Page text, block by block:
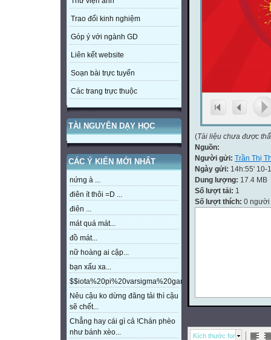
Trao đổi kinh nghiệm
Góp ý với ngành GD
Liên kết website
Soạn bài trực tuyến
Các trang trực thuộc
TÀI NGUYÊN DẠY HỌC
CÁC Ý KIẾN MỚI NHẤT
nứng à ...
điên ít thôi =D ...
điên ...
mát quá mát...
đồ mát...
nữ hoàng ai cập...
bạn xấu xa...
Nêu cậu ko dừng đăng tải thì cậu
sẽ chết...
Chẳng hay cái gì cả !Chán phèo
như bánh xèo...
(Tài liệu chưa được
Nguồn:
Người gửi: Trần Thị
Ngày gửi: 14h:55' 10-
Dung lượng: 17.4 MB
Số lượt tải: 1
Số lượt thích: 0 người
Kích thước font